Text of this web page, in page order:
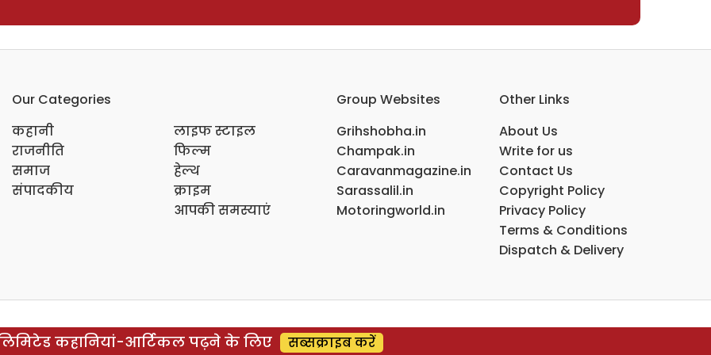
Our Categories
कहानी
राजनीति
समाज
संपादकीय
लाइफ स्टाइल
फिल्म
हेल्थ
क्राइम
आपकी समस्याएं
Group Websites
Grihshobha.in
Champak.in
Caravanmagazine.in
Sarassalil.in
Motoringworld.in
Other Links
About Us
Write for us
Contact Us
Copyright Policy
Privacy Policy
Terms & Conditions
Dispatch & Delivery
कहानियां-आर्टिकल पढ़ने के लिए सब्सक्राइब करें